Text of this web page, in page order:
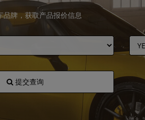
品牌，获取产品报价信息
提交查询